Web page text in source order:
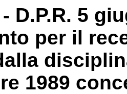
D.P.R. 5
per il
1989